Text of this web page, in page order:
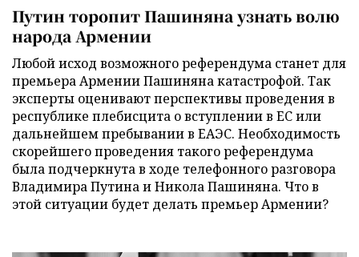
Путин торопит Пашиняна узнать волю
народа Армении
Любой исход возможного референдума станет для
премьера Армении Пашиняна катастрофой. Так
эксперты оценивают перспективы проведения в
республике плебисцита о вступлении в ЕС или
дальнейшем пребывании в ЕАЭС. Необходимость
скорейшего проведения такого референдума
была подчеркнута в ходе телефонного разговора
Владимира Путина и Никола Пашиняна. Что в
этой ситуации будет делать премьер Армении?